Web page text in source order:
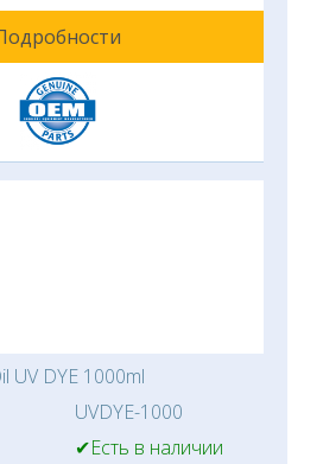
UV DYE 1000ml
UVDYE-1000
✔Есть в наличии